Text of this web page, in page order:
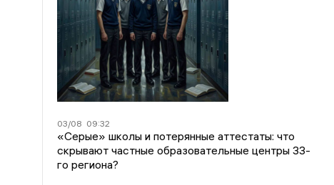
03/08 09:32
«Серые» школы и потерянные аттестаты: что
скрывают частные образовательные центры 33-
го региона?